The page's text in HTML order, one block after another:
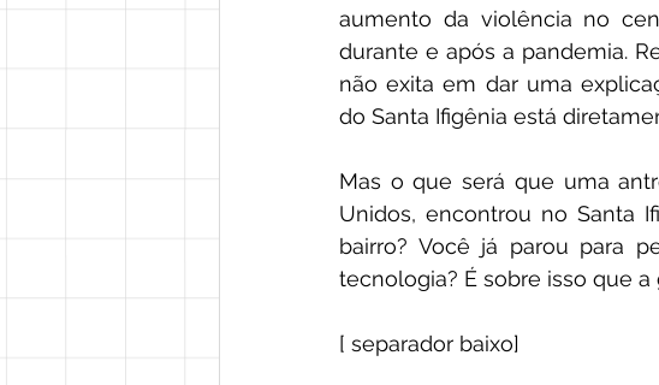
aumento da violência no
durante e após a pandemia.
não exita em dar uma
do Santa Ifigênia está
Mas o que será que uma
Unidos, encontrou no Santa
bairro? Você já parou para
tecnologia? É sobre isso que
[ separador baixo]